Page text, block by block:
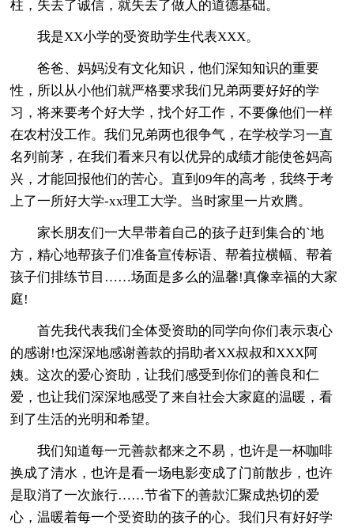
柱，失去了诚信，就失去了做人的道德基础。
我是XX小学的受资助学生代表XXX。
爸爸、妈妈没有文化知识，他们深知知识的重要
性，所以从小他们就严格要求我们兄弟两要好好的学
习，将来要考个好大学，找个好工作，不要像他们一样
在农村没工作。我们兄弟两也很争气，在学校学习一直
名列前茅，在我们看来只有以优异的成绩才能使爸妈高
兴，才能回报他们的苦心。直到09年的高考，我终于考
上了一所好大学-xx理工大学。当时家里一片欢腾。
家长朋友们一大早带着自己的孩子赶到集合的`地
方，精心地帮孩子们准备宣传标语、帮着拉横幅、帮着
孩子们排练节目……场面是多么的温馨!真像幸福的大家
庭!
首先我代表我们全体受资助的同学向你们表示衷心
的感谢!也深深地感谢善款的捐助者XX叔叔和XXX阿
姨。这次的爱心资助，让我们感受到你们的善良和仁
爱，也让我们深深地感受了来自社会大家庭的温暖，看
到了生活的光明和希望。
我们知道每一元善款都来之不易，也许是一杯咖啡
换成了清水，也许是看一场电影变成了门前散步，也许
是取消了一次旅行……节省下的善款汇聚成热切的爱
心，温暖着每一个受资助的孩子的心。我们只有好好学